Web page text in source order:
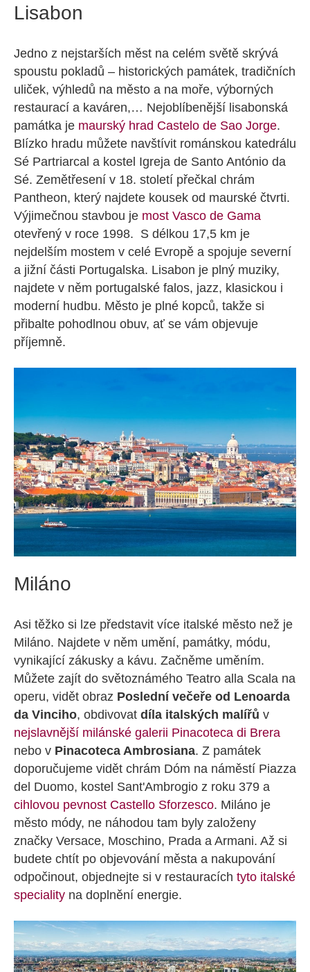
Lisabon
Jedno z nejstarších měst na celém světě skrývá
spoustu pokladů – historických památek, tradičních
uliček, výhledů na město a na moře, výborných
restaurací a kaváren,… Nejoblíbenější lisabonská
památka je maurský hrad Castelo de Sao Jorge.
Blízko hradu můžete navštívit románskou katedrálu
Sé Partriarcal a kostel Igreja de Santo António da
Sé. Zemětřesení v 18. století přečkal chrám
Pantheon, který najdete kousek od maurské čtvrti.
Výjimečnou stavbou je most Vasco de Gama
otevřený v roce 1998. S délkou 17,5 km je
nejdelším mostem v celé Evropě a spojuje severní
a jižní části Portugalska. Lisabon je plný muziky,
najdete v něm portugalské falos, jazz, klasickou i
moderní hudbu. Město je plné kopců, takže si
přibalte pohodlnou obuv, ať se vám objevuje
příjemně.
Miláno
Asi těžko si lze představit více italské město než je
Miláno. Najdete v něm umění, památky, módu,
vynikající zákusky a kávu. Začněme uměním.
Můžete zajít do světoznámého Teatro alla Scala na
operu, vidět obraz Poslední večeře od Lenoarda
da Vinciho, obdivovat díla italských malířů v
nejslavnější milánské galerii Pinacoteca di Brera
nebo v Pinacoteca Ambrosiana. Z památek
doporučujeme vidět chrám Dóm na náměstí Piazza
del Duomo, kostel Sant'Ambrogio z roku 379 a
cihlovou pevnost Castello Sforzesco. Miláno je
město módy, ne náhodou tam byly založeny
značky Versace, Moschino, Prada a Armani. Až si
budete chtít po objevování města a nakupování
odpočinout, objednejte si v restauracích tyto italské
speciality na doplnění energie.